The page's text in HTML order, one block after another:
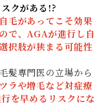
クがある!?
毛があってこそ効果
で、AGAが進行し自
択肢が狭まる可能性
髪専門医の立場から
ラや増毛など対症療
を早めるリスクにな